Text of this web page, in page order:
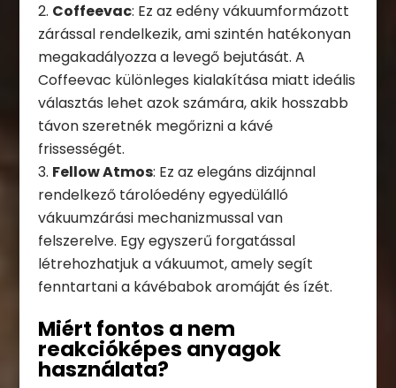
Coffeevac: Ez az edény vákuumformázott
zárással rendelkezik, ami szintén hatékonyan
megakadályozza a levegő bejutását. A
Coffeevac különleges kialakítása miatt ideális
választás lehet azok számára, akik hosszabb
távon szeretnék megőrizni a kávé
frissességét.
Fellow Atmos: Ez az elegáns dizájnnal
rendelkező tárolóedény egyedülálló
vákuumzárási mechanizmussal van
felszerelve. Egy egyszerű forgatással
létrehozhatjuk a vákuumot, amely segít
fenntartani a kávébabok aromáját és ízét.
Miért fontos a nem
reakcióképes anyagok
használata?